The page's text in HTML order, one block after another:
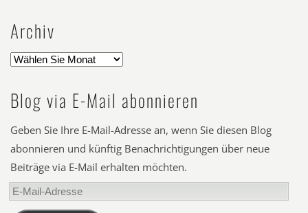
Archiv
Blog via E-Mail abonnieren
Geben Sie Ihre E-Mail-Adresse an, wenn Sie diesen Blog
abonnieren und künftig Benachrichtigungen über neue
Beiträge via E-Mail erhalten möchten.
E-
Mail-